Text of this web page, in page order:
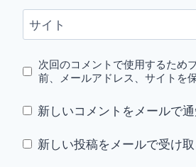
サイト
次回のコメントで使用するため
前、メールアドレス、サイトを保
新しいコメントをメールで
新しい投稿をメールで受け取